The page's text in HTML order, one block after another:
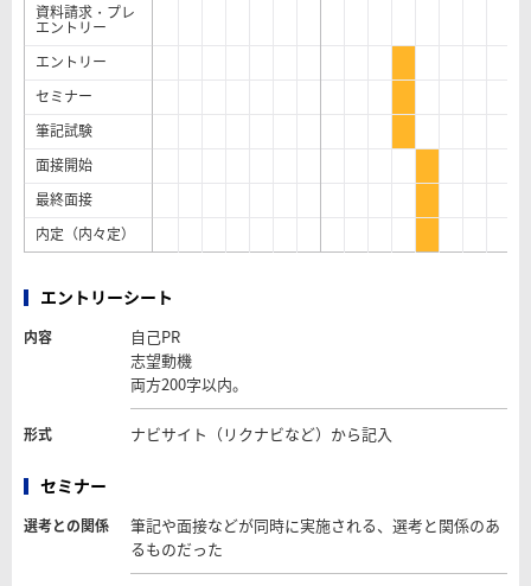
資料請求・プレ
エントリー
エントリー
セミナー
筆記試験
面接開始
最終面接
内定（内々定）
エントリーシート
内容
自己PR
志望動機
両方200字以内。
形式 ナビサイト（リクナビなど）から記入
セミナー
選考との関係
筆記や面接などが同時に実施される、選考と関係のあ
るものだった